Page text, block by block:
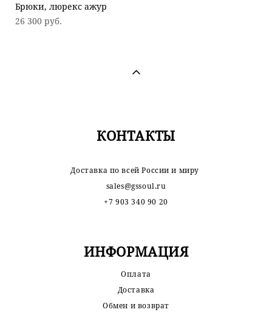
Брюки, люрекс ажур
26 300 pуб.
КОНТАКТЫ
Доставка по всей России и миру
sales@gssoul.ru
+7 903 340 90 20
ИНФОРМАЦИЯ
Оплата
Доставка
Обмен и возврат